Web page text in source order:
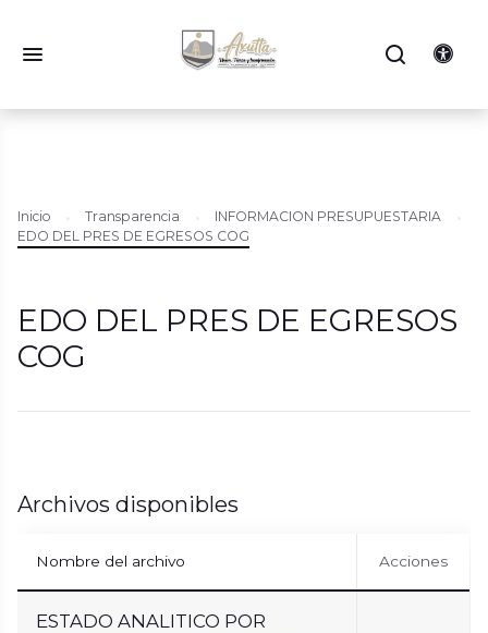
Inicio Transparencia
INFORMACION PRESUPUESTARIA
EDO DEL PRES DE EGRESOS COG
EDO DEL PRES DE EGRESOS
COG
Archivos disponibles
Nombre del archivo Acciones
ESTADO ANALITICO POR